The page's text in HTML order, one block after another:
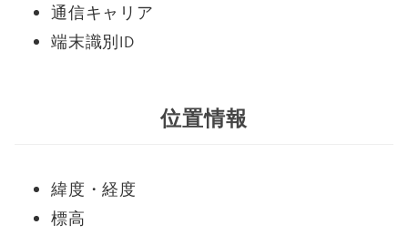
通信キャリア
端末識別ID
位置情報
緯度・経度
標高